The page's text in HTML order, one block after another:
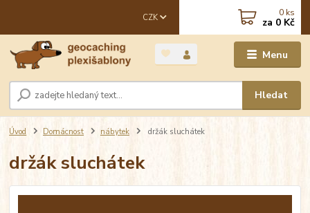
Menu
CZK
Hledat
0 ks
za 0 Kč
Úvod Domácnost nábytek držák sluchátek
držák sluchátek